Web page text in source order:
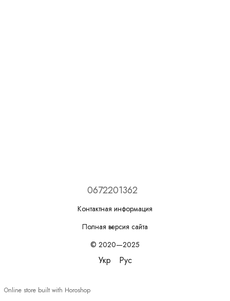
0672201362
Контактная информация
Полная версия сайта
© 2020—2025
Укр Рус
Online store built with Horoshop